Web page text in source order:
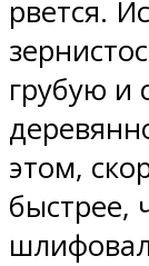
рвется.
грубую
этом,
быстрее,